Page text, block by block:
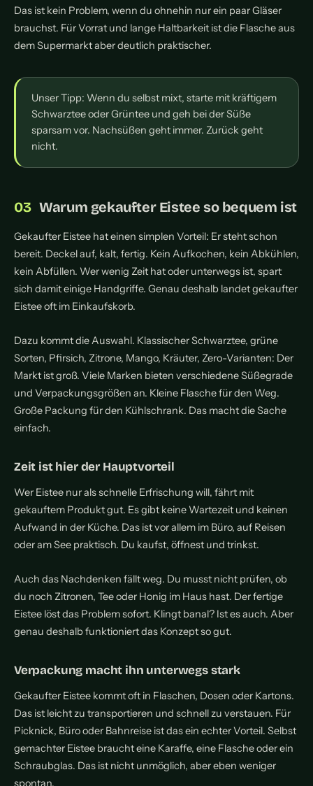
Das ist kein Problem, wenn du ohnehin nur ein paar Gläser
brauchst. Für Vorrat und lange Haltbarkeit ist die Flasche aus
dem Supermarkt aber deutlich praktischer.
Unser Tipp: Wenn du selbst mixt, starte mit kräftigem
Schwarztee oder Grüntee und geh bei der Süße
sparsam vor. Nachsüßen geht immer. Zurück geht
nicht.
Warum gekaufter Eistee so bequem ist
Gekaufter Eistee hat einen simplen Vorteil: Er steht schon
bereit. Deckel auf, kalt, fertig. Kein Aufkochen, kein Abkühlen,
kein Abfüllen. Wer wenig Zeit hat oder unterwegs ist, spart
sich damit einige Handgriffe. Genau deshalb landet gekaufter
Eistee oft im Einkaufskorb.
Dazu kommt die Auswahl. Klassischer Schwarztee, grüne
Sorten, Pfirsich, Zitrone, Mango, Kräuter, Zero-Varianten: Der
Markt ist groß. Viele Marken bieten verschiedene Süßegrade
und Verpackungsgrößen an. Kleine Flasche für den Weg.
Große Packung für den Kühlschrank. Das macht die Sache
einfach.
Zeit ist hier der Hauptvorteil
Wer Eistee nur als schnelle Erfrischung will, fährt mit
gekauftem Produkt gut. Es gibt keine Wartezeit und keinen
Aufwand in der Küche. Das ist vor allem im Büro, auf Reisen
oder am See praktisch. Du kaufst, öffnest und trinkst.
Auch das Nachdenken fällt weg. Du musst nicht prüfen, ob
du noch Zitronen, Tee oder Honig im Haus hast. Der fertige
Eistee löst das Problem sofort. Klingt banal? Ist es auch. Aber
genau deshalb funktioniert das Konzept so gut.
Verpackung macht ihn unterwegs stark
Gekaufter Eistee kommt oft in Flaschen, Dosen oder Kartons.
Das ist leicht zu transportieren und schnell zu verstauen. Für
Picknick, Büro oder Bahnreise ist das ein echter Vorteil. Selbst
gemachter Eistee braucht eine Karaffe, eine Flasche oder ein
Schraubglas. Das ist nicht unmöglich, aber eben weniger
spontan.